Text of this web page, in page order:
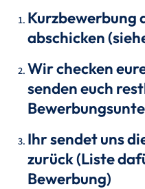
Kurzbewerbung
abschicken
Wir checken
senden euch
Ihr sendet uns
zurück (Liste
Bewerbung)